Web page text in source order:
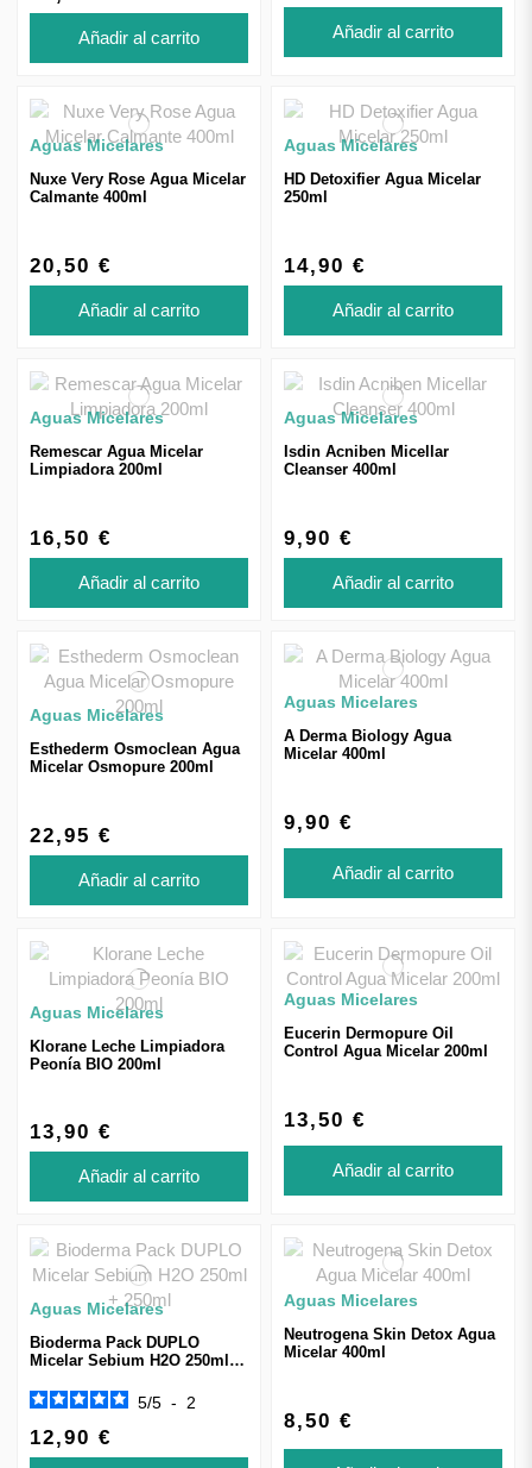
Añadir al carrito Añadir al carrito
Aguas Micelares
Nuxe Very Rose Agua Micelar
Calmante 400ml
20,50 €
Añadir al carrito
Aguas Micelares
HD Detoxifier Agua Micelar
250ml
14,90 €
Añadir al carrito
Aguas Micelares
Remescar Agua Micelar
Limpiadora 200ml
16,50 €
Añadir al carrito
Aguas Micelares
Isdin Acniben Micellar
Cleanser 400ml
9,90 €
Añadir al carrito
Aguas Micelares
Esthederm Osmoclean Agua
Micelar Osmopure 200ml
22,95 €
Añadir al carrito
Aguas Micelares
A Derma Biology Agua
Micelar 400ml
9,90 €
Añadir al carrito
Aguas Micelares
Klorane Leche Limpiadora
Peonía BIO 200ml
13,90 €
Añadir al carrito
Aguas Micelares
Eucerin Dermopure Oil
Control Agua Micelar 200ml
13,50 €
Añadir al carrito
Aguas Micelares
Bioderma Pack DUPLO
Micelar Sebium H2O 250ml +
5/5 - 2
12,90 €
Aguas Micelares
Neutrogena Skin Detox Agua
Micelar 400ml
8,50 €